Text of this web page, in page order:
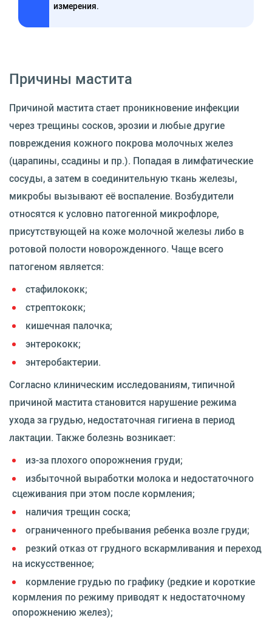
измерения.
Причины мастита
Причиной мастита стает проникновение инфекции
через трещины сосков, эрозии и любые другие
повреждения кожного покрова молочных желез
(царапины, ссадины и пр.). Попадая в лимфатические
сосуды, а затем в соединительную ткань железы,
микробы вызывают её воспаление. Возбудители
относятся к условно патогенной микрофлоре,
присутствующей на коже молочной железы либо в
ротовой полости новорожденного. Чаще всего
патогеном является:
стафилококк;
стрептококк;
кишечная палочка;
энтерококк;
энтеробактерии.
Согласно клиническим исследованиям, типичной
причиной мастита становится нарушение режима
ухода за грудью, недостаточная гигиена в период
лактации. Также болезнь возникает:
из-за плохого опорожнения груди;
избыточной выработки молока и недостаточного
сцеживания при этом после кормления;
наличия трещин соска;
ограниченного пребывания ребенка возле груди;
резкий отказ от грудного вскармливания и переход
на искусственное;
кормление грудью по графику (редкие и короткие
кормления по режиму приводят к недостаточному
опорожнению желез);